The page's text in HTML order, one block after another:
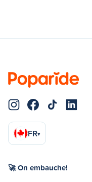
FR▾
🚀 On embauche!